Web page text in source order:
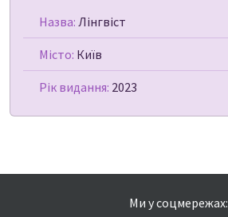
Назва: Лінгвіст
Місто: Київ
Рік видання: 2023
Ми у соцмережах: